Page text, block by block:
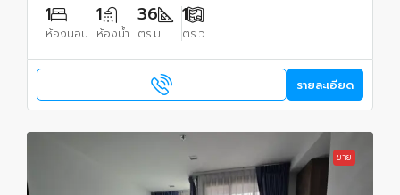
1
ห้องนอน
1
ห้องน้ำ
36
ตร.ม.
1
ตร.ว.
รายละเอียด
ขาย